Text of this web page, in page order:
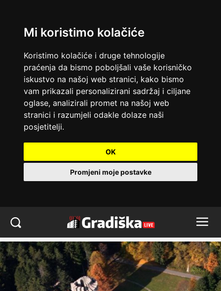
Mi koristimo kolačiće
Koristimo kolačiće i druge tehnologije
praćenja da bismo poboljšali vaše korisničko
iskustvo na našoj web stranici, kako bismo
vam prikazali personalizirani sadržaj i ciljane
oglase, analizirali promet na našoj web
stranici i razumjeli odakle dolaze naši
posjetitelji.
OK
Promjeni moje postavke